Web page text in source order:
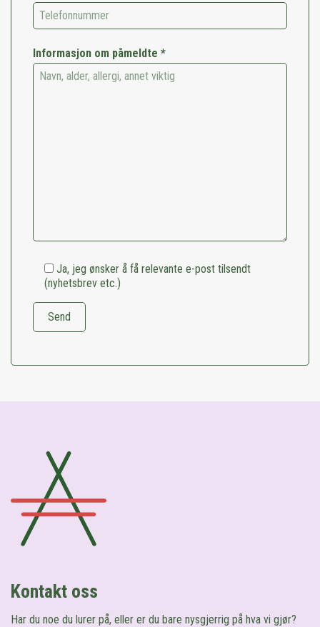
Informasjon om påmeldte *
Ja, jeg ønsker å få relevante e-post tilsendt
(nyhetsbrev etc.)
Kontakt oss
Har du noe du lurer på, eller er du bare nysgjerrig på hva vi gjør?